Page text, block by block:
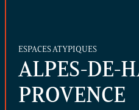
ESPACES ATYPIQUES
ALPES-DE-
PROVENCE